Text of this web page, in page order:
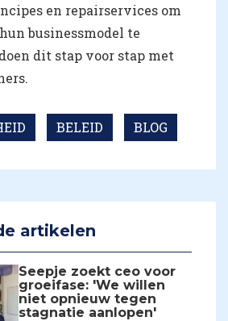
en repairservices om
businessmodel te
dit stap voor stap met
BELEID BLOG
artikelen
Seepje zoekt ceo voor
groeifase: 'We willen
niet opnieuw tegen
stagnatie aanlopen'